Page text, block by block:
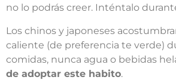
no lo podrás creer. Inténtalo
Los chinos y japoneses
caliente (de preferencia te verde)
comidas, nunca agua o bebidas
de adoptar este habito.